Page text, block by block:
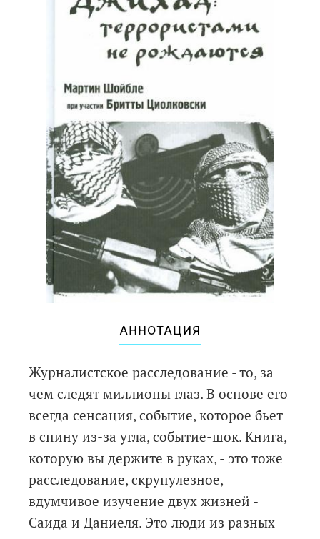
АННОТАЦИЯ
Журналистское расследование - то, за
чем следят миллионы глаз. В основе его
всегда сенсация, событие, которое бьет
в спину из-за угла, событие-шок. Книга,
которую вы держите в руках, - это тоже
расследование, скрупулезное,
вдумчивое изучение двух жизней -
Саида и Даниеля. Это люди из разных